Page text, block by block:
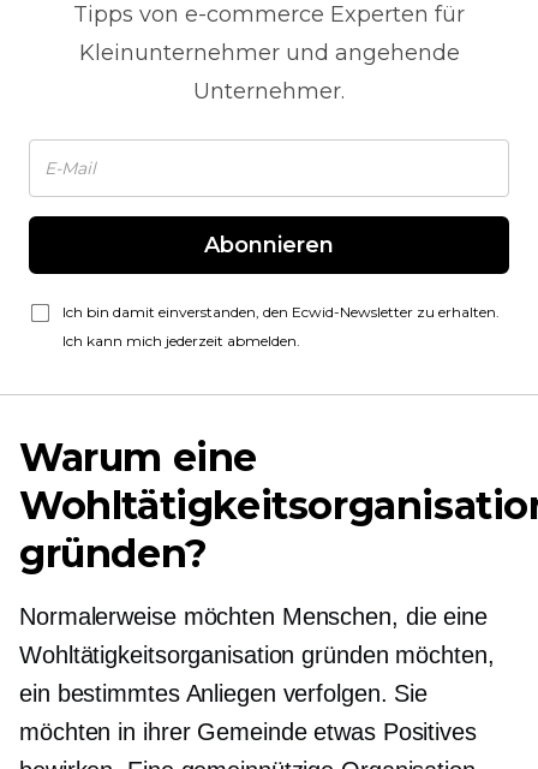
Tipps von e-commerce Experten für
Kleinunternehmer und angehende
Unternehmer.
Abonnieren
Ich bin damit einverstanden, den Ecwid-Newsletter zu erhalten.
Ich kann mich jederzeit abmelden.
Warum eine
gründen?
Normalerweise möchten Menschen, die eine
Wohltätigkeitsorganisation gründen möchten,
ein bestimmtes Anliegen verfolgen. Sie
möchten in ihrer Gemeinde etwas Positives